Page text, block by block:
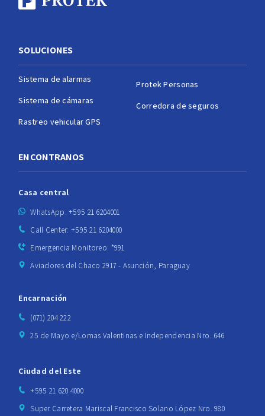
SOLUCIONES
Sistema de alarmas
Sistema de cámaras
Rastreo vehicular GPS
Protek Personas
Corredora de seguros
ENCONTRANOS
Casa central
WhatsApp: +595 21 6204001
Call Center: +595 21 6204000
Emergencia Monitoreo: *991
Aviadores del Chaco 2917 - Asunción, Paraguay
Encarnación
(071) 204 222
25 de Mayo e/Lomas Valentinas e Independencia Nro. 646
Ciudad del Este
+595 21 620 4000
Super Carretera Mariscal Francisco Solano López Nro. 980